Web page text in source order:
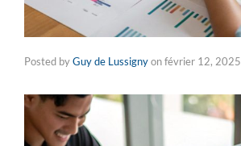
Posted byGuy de Lussignyonfévrier 12, 2025